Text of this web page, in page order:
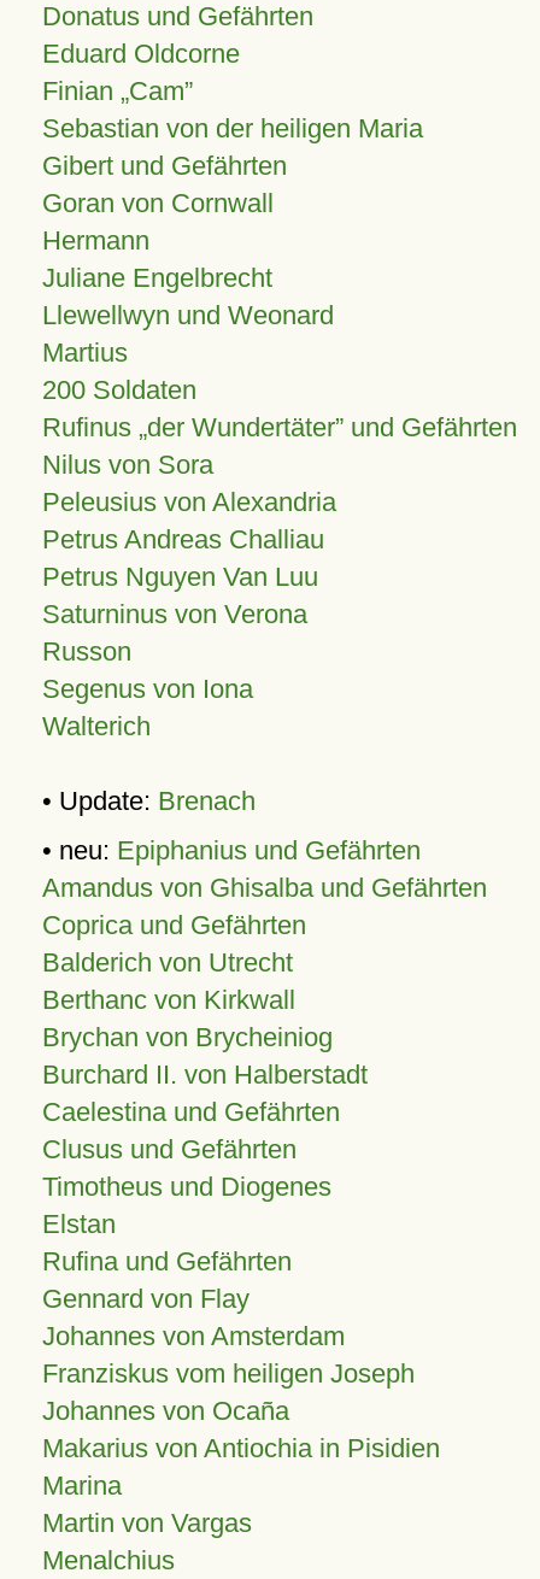
Donatus und Gefährten
Eduard Oldcorne
Finian Cam
Sebastian von der heiligen Maria
Gibert und Gefährten
Goran von Cornwall
Hermann
Juliane Engelbrecht
Llewellwyn und Weonard
Martius
200 Soldaten
Rufinus „der Wundertäter” und Gefährten
Nilus von Sora
Peleusius von Alexandria
Petrus Andreas Challiau
Petrus Nguyen Van Luu
Saturninus von Verona
Russon
Segenus von Iona
Walterich
• Update: Brenach
• neu: Epiphanius und Gefährten
Amandus von Ghisalba und Gefährten
Coprica und Gefährten
Balderich von Utrecht
Berthanc von Kirkwall
Brychan von Brycheiniog
Burchard II. von Halberstadt
Caelestina und Gefährten
Clusus und Gefährten
Timotheus und Diogenes
Elstan
Rufina und Gefährten
Gennard von Flay
Johannes von Amsterdam
Franziskus vom heiligen Joseph
Johannes von Ocaña
Makarius von Antiochia in Pisidien
Marina
Martin von Vargas
Menalchius